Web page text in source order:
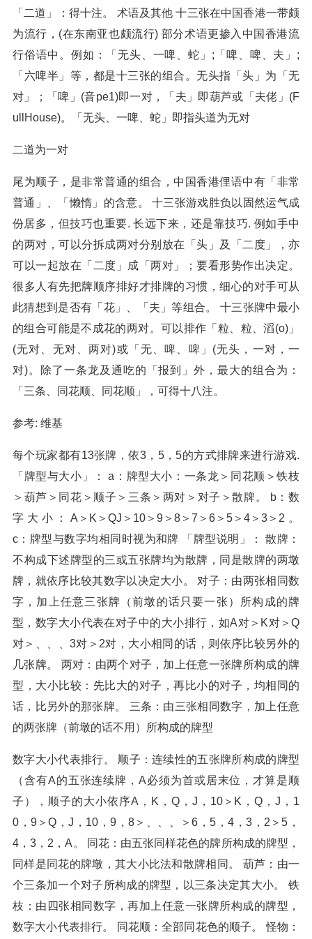
「二道」：得十注。 术语及其他 十三张在中国香港一带颇
为流行，(在东南亚也颇流行) 部分术语更掺入中国香港流
行俗语中。例如：「无头、一啤、蛇」;「啤、啤、夫」;
「六啤半」等，都是十三张的组合。无头指「头」为「无
对」；「啤」(音pe1)即一对，「夫」即葫芦或「夫佬」(F
ullHouse)。「无头、一啤、蛇」即指头道为无对
二道为一对
尾为顺子，是非常普通的组合，中国香港俚语中有「非常
普通」、「懒惰」的含意。 十三张游戏胜负以固然运气成
份居多，但技巧也重要. 长远下来，还是靠技巧. 例如手中
的两对，可以分拆成两对分别放在「头」及「二度」，亦
可以一起放在「二度」成「两对」；要看形势作出决定。
很多人有先把牌顺序排好才排牌的习惯，细心的对手可从
此猜想到是否有「花」、「夫」等组合。 十三张牌中最小
的组合可能是不成花的两对。可以排作「粒、粒、滔(o)」
(无对、无对、两对)或「无、啤、啤」(无头，一对，一
对)。除了一条龙及通吃的「报到」外，最大的组合为：
「三条、同花顺、同花顺」，可得十八注。
参考: 维基
每个玩家都有13张牌，依3，5，5的方式排牌来进行游戏.
「牌型与大小」： a：牌型大小：一条龙＞同花顺＞铁枝
＞葫芦＞同花＞顺子＞三条＞两对＞对子＞散牌。 b：数
字大小：A＞K＞QJ＞10＞9＞8＞7＞6＞5＞4＞3＞2。
c：牌型与数字均相同时视为和牌 「牌型说明」： 散牌：
不构成下述牌型的三或五张牌均为散牌，同是散牌的两墩
牌，就依序比较其数字以决定大小。 对子：由两张相同数
字，加上任意三张牌（前墩的话只要一张）所构成的牌
型，数字大小代表在对子中的大小排行，如A对＞K对＞Q
对＞、、、3对＞2对，大小相同的话，则依序比较另外的
几张牌。 两对：由两个对子，加上任意一张牌所构成的牌
型，大小比较：先比大的对子，再比小的对子，均相同的
话，比另外的那张牌。 三条：由三张相同数字，加上任意
的两张牌（前墩的话不用）所构成的牌型
数字大小代表排行。 顺子：连续性的五张牌所构成的牌型
（含有A的五张连续牌，A必须为首或居末位，才算是顺
子），顺子的大小依序A，K，Q，J，10＞K，Q，J，1
0，9＞Q，J，10，9，8＞、、、＞6，5，4，3，2＞5，
4，3，2，A。 同花：由五张同样花色的牌所构成的牌型，
同样是同花的牌墩，其大小比法和散牌相同。 葫芦：由一
个三条加一个对子所构成的牌型，以三条决定其大小。 铁
枝：由四张相同数字，再加上任意一张牌所构成的牌型，
数字大小代表排行。 同花顺：全部同花色的顺子。 怪物：